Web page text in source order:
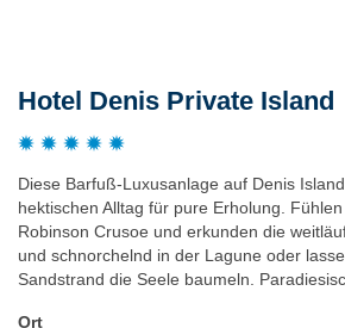
Hotel Denis Private Island
Diese Barfuß-Luxusanlage auf Denis
hektischen Alltag für pure Erholung.
Robinson Crusoe und erkunden die
und schnorchelnd in der Lagune oder
Sandstrand die Seele baumeln.
Ort